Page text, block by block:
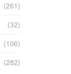
(261)
(32)
(106)
(282)